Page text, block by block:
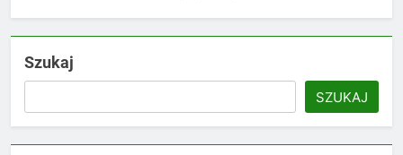
Szukaj
SZUKAJ